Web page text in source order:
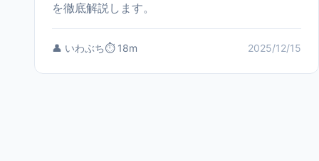
を徹底解説します。
👤 いわぶち⏱️ 18m 2025/12/15